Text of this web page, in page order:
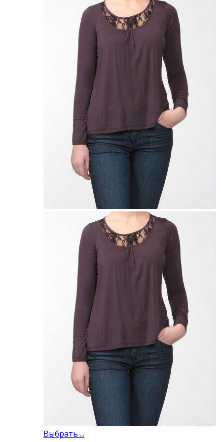
Выбрать ...